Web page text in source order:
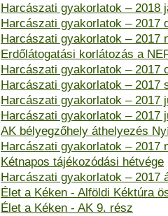
Harcászati gyakorlatok – 2018
Harcászati gyakorlatok – 2017
Harcászati gyakorlatok – 2017
Erdőlátogatási korlátozás a
Harcászati gyakorlatok – 2017
Harcászati gyakorlatok – 2017
Harcászati gyakorlatok – 2017
Harcászati gyakorlatok – 2017
AK bélyegzőhely áthelyezés
Harcászati gyakorlatok – 2017
Kétnapos tájékozódási hétvége
Harcászati gyakorlatok – 2017
Élet a Kéken - Alföldi Kéktúra
Élet a Kéken - AK 9. rész